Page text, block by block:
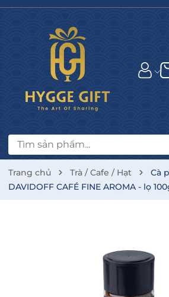
Trang chủ Trà / Cafe / Hạt
Cà
DAVIDOFF CAFÉ FINE AROMA - lọ